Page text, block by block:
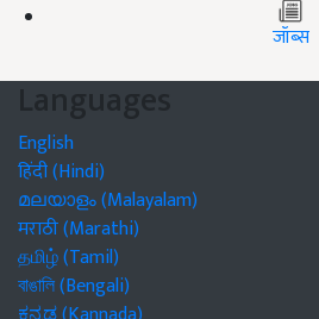
जॉब्स
Languages
English
हिंदी (Hindi)
മലയാളം (Malayalam)
मराठी (Marathi)
தமிழ் (Tamil)
বাঙালি (Bengali)